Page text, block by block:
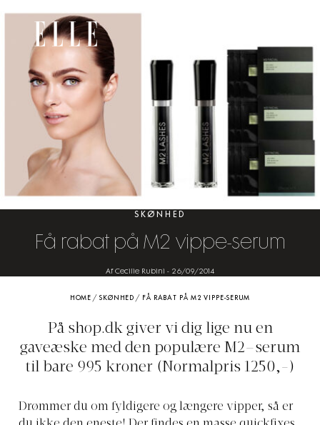
SKØNHED
Få rabat på M2 vippe-serum
Af Cecilie Rubini - 26/09/2014
HOME / SKØNHED / FÅ RABAT PÅ M2 VIPPE-SERUM
På shop.dkgiver vi dig lige nu en
gaveæske med den populære M2–serum
til bare 995 kroner (Normalpris 1250,-)
Drømmer du om fyldigere og længere vipper, så er